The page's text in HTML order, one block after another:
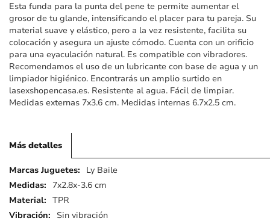
Esta funda para la punta del pene te permite aumentar el
grosor de tu glande, intensificando el placer para tu pareja. Su
material suave y elástico, pero a la vez resistente, facilita su
colocación y asegura un ajuste cómodo. Cuenta con un orificio
para una eyaculación natural. Es compatible con vibradores.
Recomendamos el uso de un lubricante con base de agua y un
limpiador higiénico. Encontrarás un amplio surtido en
lasexshopencasa.es. Resistente al agua. Fácil de limpiar.
Medidas externas 7x3.6 cm. Medidas internas 6.7x2.5 cm.
Más detalles
Más
detalles
Ly Baile
7x2.8x-3.6 cm
TPR
Sin vibración